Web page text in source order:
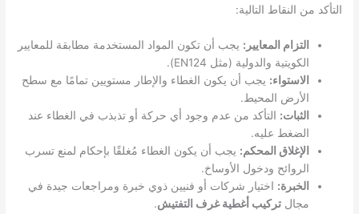
التأكد من النقاط التالية:
التزام المعايير: يجب أن تكون المواد المستخدمة مطابقة للمعايير
الكويتية والدولية (مثل EN124).
الاستواء: يجب أن يكون الغطاء والإطار مستويين تمامًا مع سطح
الأرض المحيط.
الثبات: التأكد من عدم وجود أي حركة أو تذبذب في الغطاء عند
الضغط عليه.
الإغلاق المحكم: يجب أن يكون الغطاء مُغلقًا بإحكام لمنع تسرب
الروائح ودخول الأوساخ.
الخبرة: اختيار شركات أو فنيين ذوي خبرة ومراجعات جيدة في
مجالتركيب أغطية غرف التفتيش.